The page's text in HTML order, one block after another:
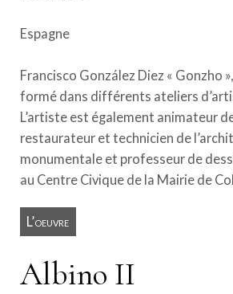
Espagne
Francisco González Diez « Gonzho
formé dans différents ateliers
L’artiste est également animateur
restaurateur et technicien de
monumentale et professeur de
au Centre Civique de la Mairie de
L’oeuvre
Albino II